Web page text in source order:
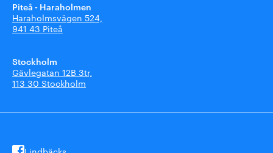
Piteå - Haraholmen
Haraholmsvägen 524,
941 43 Piteå
Stockholm
Gävlegatan 12B 3tr,
113 30 Stockholm